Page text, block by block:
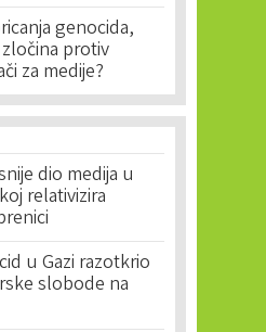
genocida,
protiv
za medije?
dio medija u
relativizira
u Gazi razotkrio
slobode na